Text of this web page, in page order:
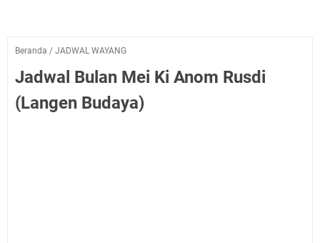
Beranda / JADWAL WAYANG
Jadwal Bulan Mei Ki Anom Rusdi
(Langen Budaya)